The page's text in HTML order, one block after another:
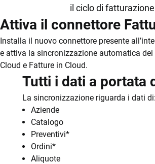
il ciclo di
Attiva il connettore
Installa il nuovo connettore presente
e attiva la sincronizzazione automatica dei
Cloud e Fatture in Cloud.
Tutti i dati a portata
La sincronizzazione riguarda i dati di:
Aziende
Catalogo
Preventivi*
Ordini*
Aliquote